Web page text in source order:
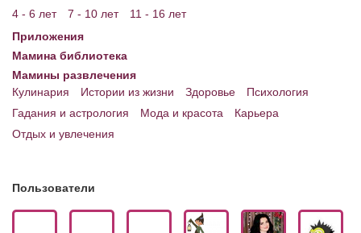
4 - 6 лет
7 - 10 лет
11 - 16 лет
Приложения
Мамина библиотека
Мамины развлечения
Кулинария
Истории из жизни Здоровье
Психология
Гадания и астрология
Мода и красота
Карьера
Отдых и увлечения
Пользователи